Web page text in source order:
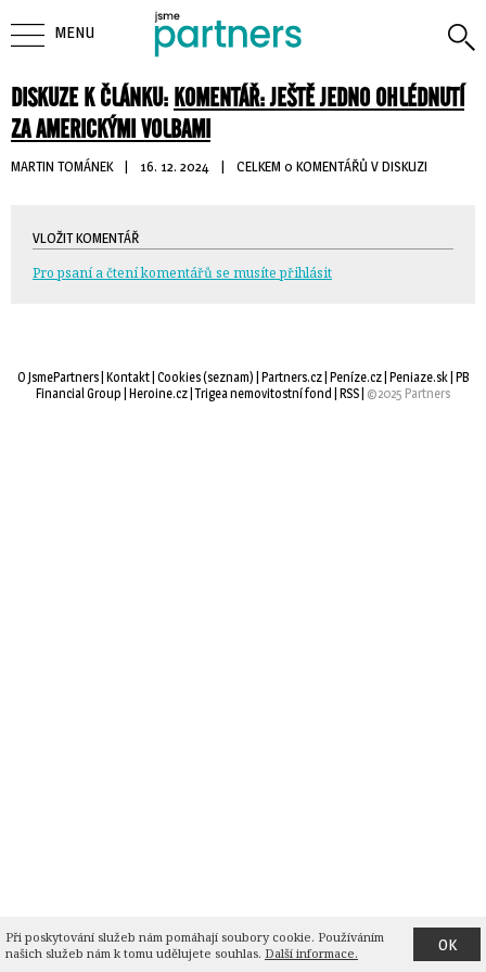
DISKUZE K ČLÁNKU: KOMENTÁŘ: JEŠTĚ JEDNO OHLÉDNUTÍ
ZA AMERICKÝMI VOLBAMI
MARTIN TOMÁNEK | 16. 12. 2024 | CELKEM 0 KOMENTÁŘŮ V DISKUZI
VLOŽIT KOMENTÁŘ
Pro psaní a čtení komentářů se musíte přihlásit
MENU
O JsmePartners| Kontakt| Cookies(seznam) | Partners.cz| Peníze.cz| Peniaze.sk| PB
Financial Group | Heroine.cz| Trigea nemovitostní fond | RSS| ©2025 Partners
Při poskytování služeb nám pomáhají soubory cookie. Používáním
našich služeb nám k tomu udělujete souhlas. Další informace. OK